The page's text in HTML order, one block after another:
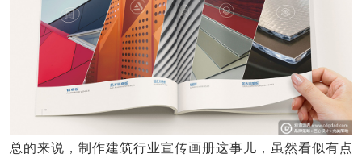
总的来说，制作建筑行业宣传画册这事儿，虽然看似有点